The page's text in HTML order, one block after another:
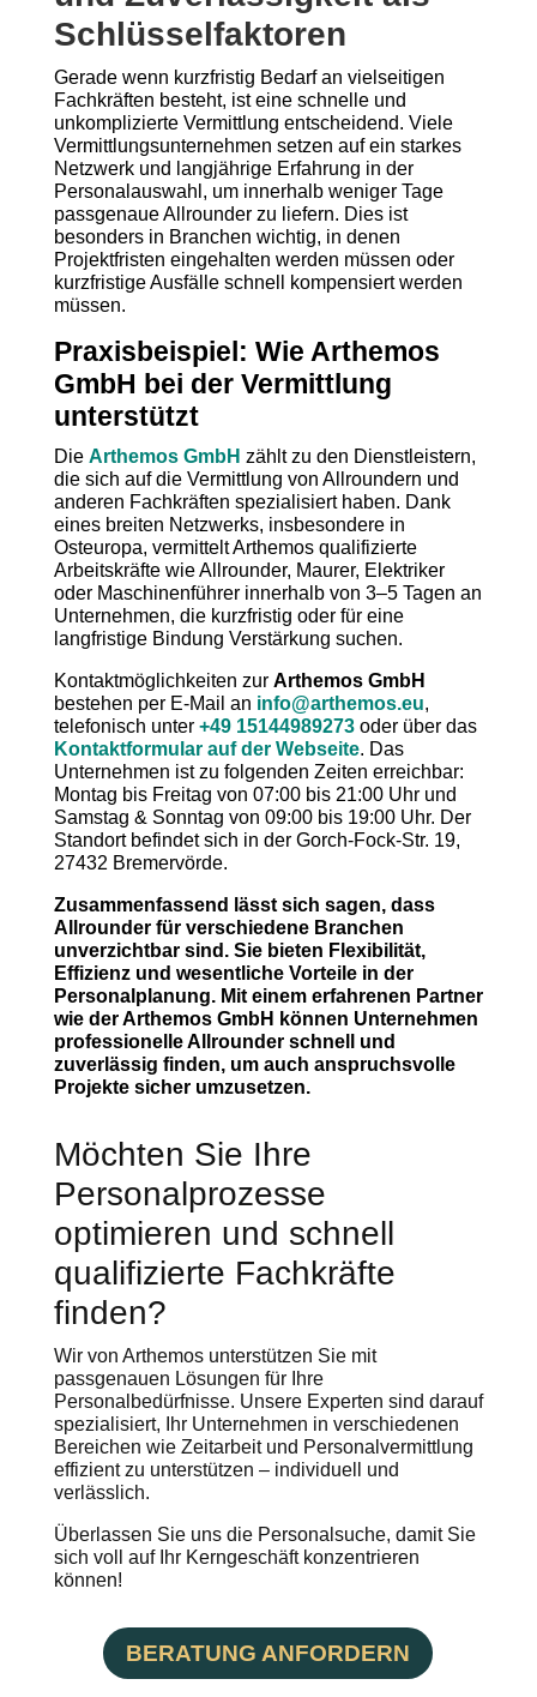
Schlüsselfaktoren
Gerade wenn kurzfristig Bedarf an vielseitigen
Fachkräften besteht, ist eine schnelle und
unkomplizierte Vermittlung entscheidend. Viele
Vermittlungsunternehmen setzen auf ein starkes
Netzwerk und langjährige Erfahrung in der
Personalauswahl, um innerhalb weniger Tage
passgenaue Allrounder zu liefern. Dies ist
besonders in Branchen wichtig, in denen
Projektfristen eingehalten werden müssen oder
kurzfristige Ausfälle schnell kompensiert werden
müssen.
Praxisbeispiel: Wie Arthemos
GmbH bei der Vermittlung
unterstützt
Die Arthemos GmbH zählt zu den Dienstleistern,
die sich auf die Vermittlung von Allroundern und
anderen Fachkräften spezialisiert haben. Dank
eines breiten Netzwerks, insbesondere in
Osteuropa, vermittelt Arthemos qualifizierte
Arbeitskräfte wie Allrounder, Maurer, Elektriker
oder Maschinenführer innerhalb von 3–5 Tagen an
Unternehmen, die kurzfristig oder für eine
langfristige Bindung Verstärkung suchen.
Kontaktmöglichkeiten zur Arthemos GmbH
bestehen per E-Mail an info@arthemos.eu,
telefonisch unter +49 15144989273oder über das
Kontaktformular auf der Webseite. Das
Unternehmen ist zu folgenden Zeiten erreichbar:
Montag bis Freitag von 07:00 bis 21:00 Uhr und
Samstag & Sonntag von 09:00 bis 19:00 Uhr. Der
Standort befindet sich in der Gorch-Fock-Str. 19,
27432 Bremervörde.
Zusammenfassend lässt sich sagen, dass
Allrounder für verschiedene Branchen
unverzichtbar sind. Sie bieten Flexibilität,
Effizienz und wesentliche Vorteile in der
Personalplanung. Mit einem erfahrenen Partner
wie der Arthemos GmbH können Unternehmen
professionelle Allrounder schnell und
zuverlässig finden, um auch anspruchsvolle
Projekte sicher umzusetzen.
Möchten Sie Ihre
Personalprozesse
optimieren und schnell
qualifizierte Fachkräfte
finden?
Wir von Arthemos unterstützen Sie mit
passgenauen Lösungen für Ihre
Personalbedürfnisse. Unsere Experten sind darauf
spezialisiert, Ihr Unternehmen in verschiedenen
Bereichen wie Zeitarbeit und Personalvermittlung
effizient zu unterstützen – individuell und
verlässlich.
Überlassen Sie uns die Personalsuche, damit Sie
sich voll auf Ihr Kerngeschäft konzentrieren
können!
BERATUNG ANFORDERN